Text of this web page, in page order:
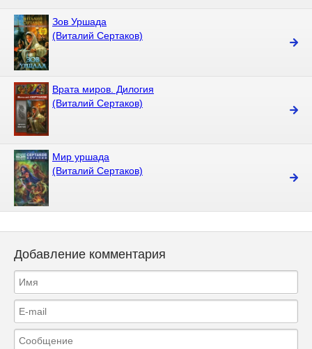
Зов Уршада
(Виталий Сертаков)
Врата миров. Дилогия
(Виталий Сертаков)
Мир уршада
(Виталий Сертаков)
Добавление комментария